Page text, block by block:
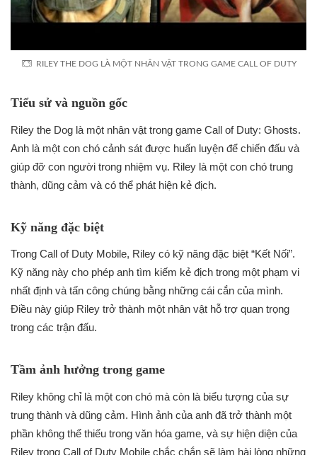
RILEY THE DOG LÀ MỘT NHÂN VẬT TRONG GAME CALL OF DUTY
Tiểu sử và nguồn gốc
Riley the Dog là một nhân vật trong game Call of Duty: Ghosts.
Anh là một con chó cảnh sát được huấn luyện để chiến đấu và
giúp đỡ con người trong nhiệm vụ. Riley là một con chó trung
thành, dũng cảm và có thể phát hiện kẻ địch.
Kỹ năng đặc biệt
Trong Call of Duty Mobile, Riley có kỹ năng đặc biệt “Kết Nối”.
Kỹ năng này cho phép anh tìm kiếm kẻ địch trong một phạm vi
nhất định và tấn công chúng bằng những cái cắn của mình.
Điều này giúp Riley trở thành một nhân vật hỗ trợ quan trọng
trong các trận đấu.
Tầm ảnh hưởng trong game
Riley không chỉ là một con chó mà còn là biểu tượng của sự
trung thành và dũng cảm. Hình ảnh của anh đã trở thành một
phần không thể thiếu trong văn hóa game, và sự hiện diện của
Riley trong Call of Duty Mobile chắc chắn sẽ làm hài lòng những